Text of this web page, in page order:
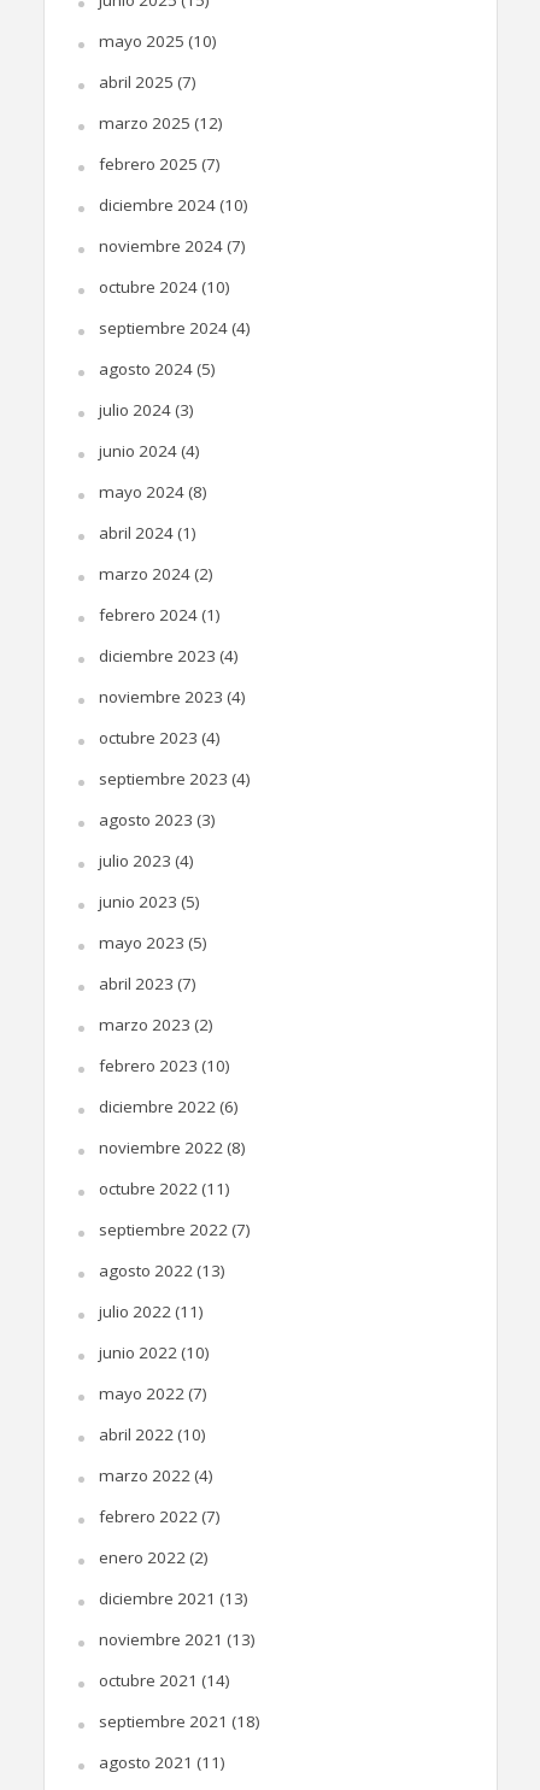
mayo 2025 (10)
abril 2025 (7)
marzo 2025 (12)
febrero 2025 (7)
diciembre 2024(10)
noviembre 2024(7)
octubre 2024(10)
septiembre 2024(4)
agosto 2024(5)
julio 2024(3)
junio 2024(4)
mayo 2024(8)
abril 2024(1)
marzo 2024(2)
febrero 2024(1)
diciembre 2023 (4)
noviembre 2023 (4)
octubre 2023 (4)
septiembre 2023 (4)
agosto 2023 (3)
julio 2023 (4)
junio 2023 (5)
mayo 2023 (5)
abril 2023 (7)
marzo 2023 (2)
febrero 2023 (10)
diciembre 2022(6)
noviembre 2022(8)
octubre 2022(11)
septiembre 2022(7)
agosto 2022(13)
julio 2022(11)
junio 2022(10)
mayo 2022(7)
abril 2022(10)
marzo 2022(4)
febrero 2022(7)
enero 2022(2)
diciembre 2021 (13)
noviembre 2021 (13)
octubre 2021 (14)
septiembre 2021 (18)
agosto 2021 (11)